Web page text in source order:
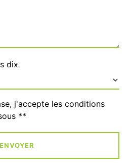
dix
j'accepte les conditions
**
ENVOYER